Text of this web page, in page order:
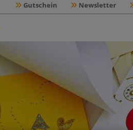
Gutschein Newsletter